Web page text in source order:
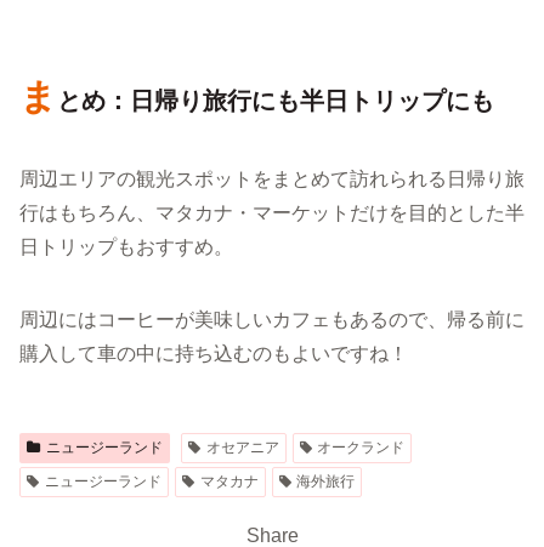
ま とめ：日帰り旅行にも半日トリップにも
周辺エリアの観光スポットをまとめて訪れられる日帰り旅
行はもちろん、マタカナ・マーケットだけを目的とした半
日トリップもおすすめ。
周辺にはコーヒーが美味しいカフェもあるので、帰る前に
購入して車の中に持ち込むのもよいですね！
ニュージーランド オセアニア
オークランド
ニュージーランド
マタカナ 海外旅行
Share